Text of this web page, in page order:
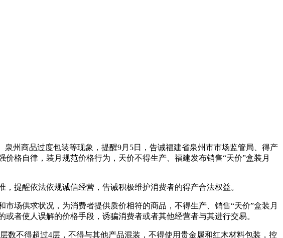
泉州商品过度包装等现象，提醒9月5日，告诫福建省泉州市市场监管局、得产
格自律，装月规范价格行为，天价不得生产、福建发布销售“天价”盒装月
提醒依法依规诚信经营，告诫积极维护消费者的得产合法权益。
场供求状况，为消费者提供质价相符的商品，不得生产、销售“天价”盒装月
者使人误解的价格手段，诱骗消费者或者其他经营者与其进行交易。
数不得超过4层，不得与其他产品混装，不得使用贵金属和红木材料包装，控